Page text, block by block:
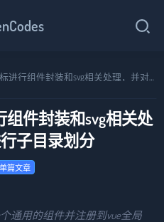
刷新...
vue对svg矢量图标进行组件封装和svg相关处理，并对svg的目录进行子目录划分
组件封装和svg相关处
子目录划分
单篇文章
通用的组件并注册到vue全局